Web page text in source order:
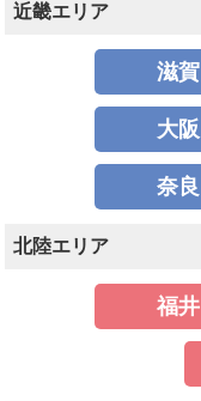
近畿エリア
滋賀
大阪
奈良
北陸エリア
福井